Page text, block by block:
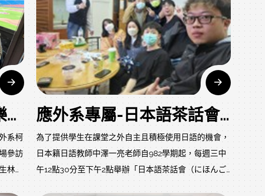
中成
1日
用外
17
備
viewform?
作習慣，成為AI時代搶手人才。
運動英文課程校外參訪樂天桃猿球團
系柯
參訪
林軒
球探
應外系專屬-日本語茶話會（にほんごさわかい）
為了提供學生在課堂之外自主且積極使用日語的機會，
日本籍日語教師中澤一亮老師自982學期起，每週三中
午12點30分至下午2點舉辦「日本語茶話會（にほんご
さわかい）」。學生們可以一邊享用咖啡、紅茶與點